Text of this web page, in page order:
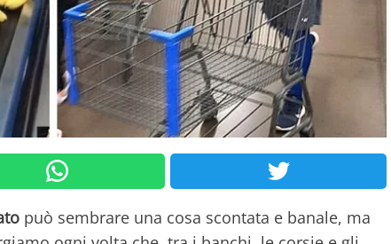
può sembrare una cosa scontata e banale, ma